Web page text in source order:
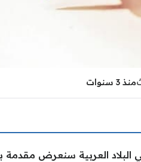
منذ 3 سنوات
البلاد العربية سنعرض